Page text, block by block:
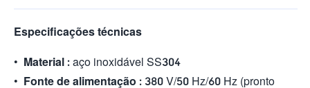
Especificações técnicas
• Material : aço inoxidável SS304
• Fonte de alimentação : 380 V/50 Hz/60 Hz (pronto